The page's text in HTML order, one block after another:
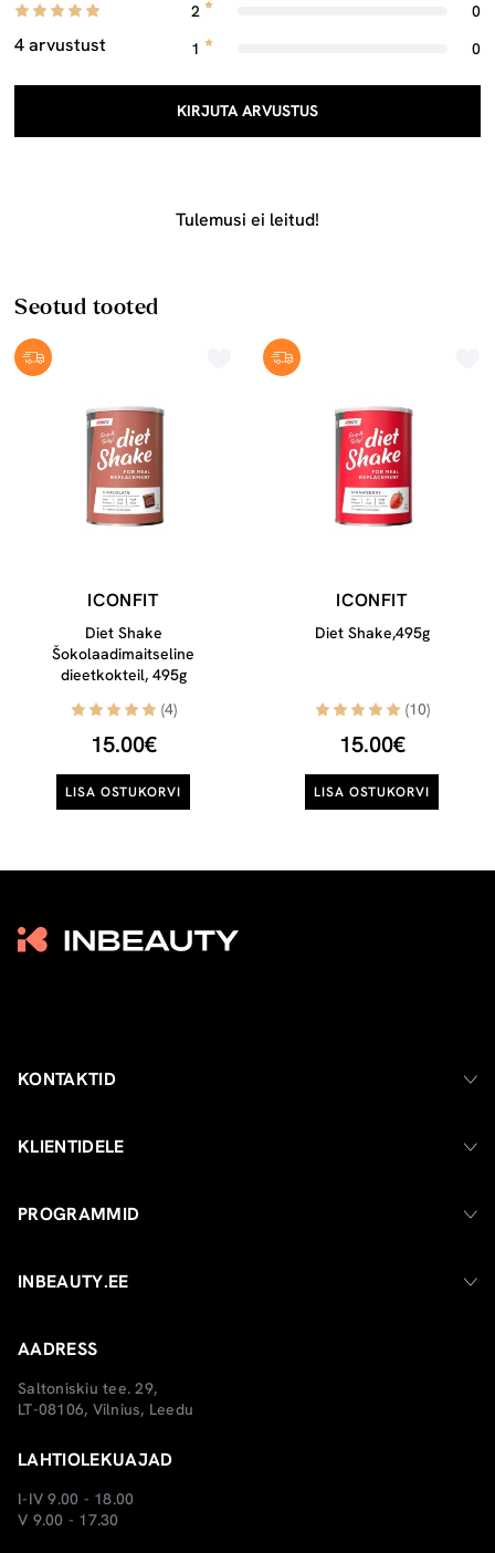
4 arvustust
2
0
1
0
KIRJUTA ARVUSTUS
Tulemusi ei leitud!
Seotud tooted
ICONFIT
Diet Shake
Šokolaadimaitseline
dieetkokteil, 495g
(4)
15.00€
LISA OSTUKORVI
ICONFIT
Diet Shake,495g
(10)
15.00€
LISA OSTUKORVI
KONTAKTID
KLIENTIDELE
PROGRAMMID
INBEAUTY.EE
AADRESS
Saltoniskiu tee. 29,
LT-08106, Vilnius, Leedu
LAHTIOLEKUAJAD
I-IV 9.00 - 18.00
V 9.00 - 17.30